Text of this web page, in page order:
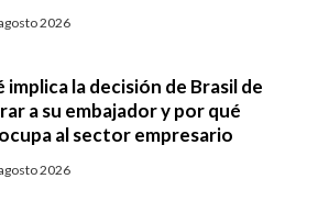
2026
implica la decisión de Brasil de
a su embajador y por qué
al sector empresario
2026